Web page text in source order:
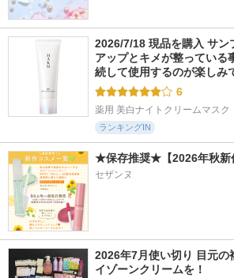
5.8
17831件
リポソーム アドバ
コスメデコルテ
ス ローション
ランコム
2026/7/18 現品を購入 サン
アップとキメが整っている
続して使用するのが楽しみ
6
薬用 美白ナイトクリームマスク
ランキングIN
★保存推奨★【2026年秋新
セザンヌ
2026年7月使い切り 目元の
イゾーンクリームを！